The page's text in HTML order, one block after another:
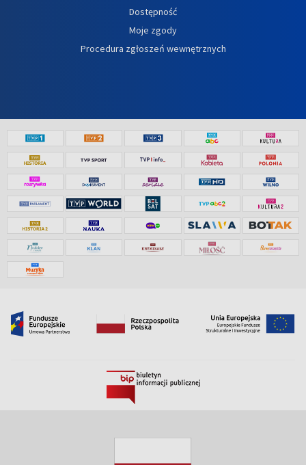
Dostępność
Moje zgody
Procedura zgłoszeń wewnętrznych